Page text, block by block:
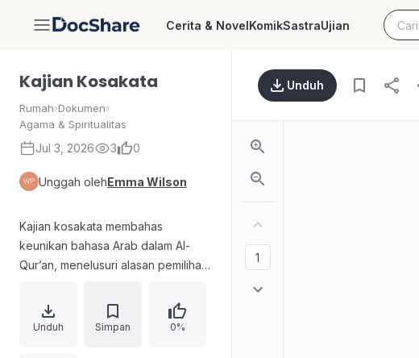
DocShare Cerita & NovelKomikSastraUjian
Kajian Kosakata
Rumah›Dokumen›
Agama & Spiritualitas
Jul 3, 2026 3 0
Unggah olehEmma Wilson
Kajian kosakata membahas
keunikan bahasa Arab dalam Al-
Qur’an, menelusuri alasan pemilihan
melalui karakteristik linguistiknya.
Uraian menjelaskan bahwa bahasa
Unduh Simpan 0%
Unduh